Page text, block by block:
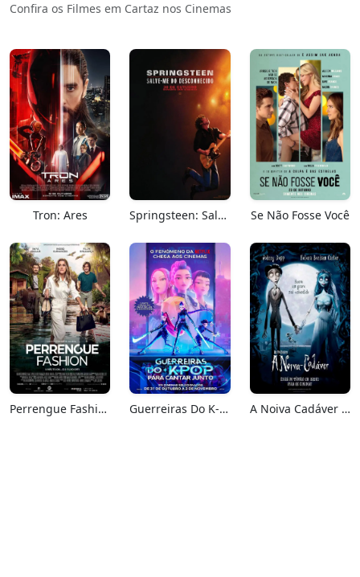
Confira os Filmes em Cartaz nos Cinemas
Tron: Ares Springsteen: Salve-me Do Desconhecido Se Não Fosse Você
Perrengue Fashion Guerreiras Do K-Pop: Para Cantar Junto A Noiva Cadáver (Relançamento)